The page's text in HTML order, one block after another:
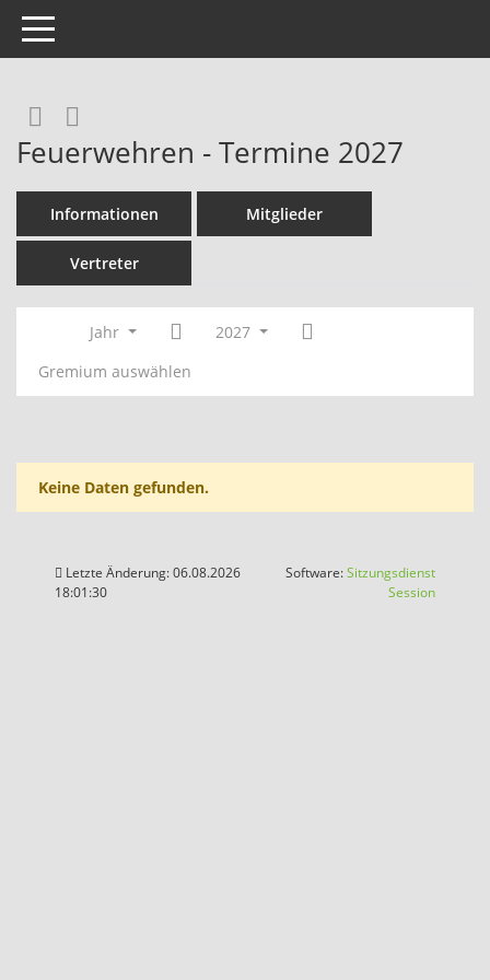
Toggle navigation
Rechercheauswahl
Feuerwehren - Termine 2027
Informationen Mitglieder
Vertreter
Jahr
2027
Gremium auswählen
Keine Daten gefunden.
Letzte Änderung: 06.08.2026
18:01:30
Software:Sitzungsdienst
Session(Wird in